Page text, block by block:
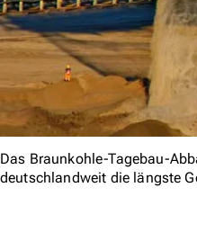
Das Braunkohle-Tagebau-
deutschlandweit die längste